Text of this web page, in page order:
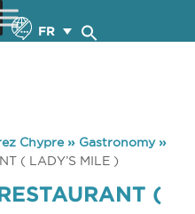
FR
Chypre» Gastronomy»
( LADY’S MILE )
(